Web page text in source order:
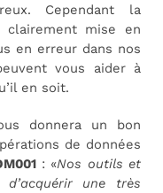
Cependant la
mise en
en erreur dans nos
vous aider à
en soit.
donnera un bon
de données
: «Nos outils et
une très